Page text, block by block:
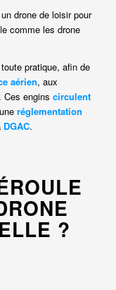
drone de loisir pour
comme les drone
pratique, afin de
aérien, aux
Ces enginscirculent
réglementation
DGAC.
?